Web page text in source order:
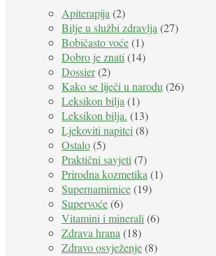
Apiterapija(2)
Bilje u službi zdravlja(27)
Bobičasto voće(1)
Dobro je znati(14)
Dossier(2)
Kako se liječi u narodu(26)
Leksikon bilja(1)
Leksikon bilja. (13)
Ljekoviti napitci(8)
Ostalo(5)
Praktični savjeti(7)
Prirodna kozmetika(1)
Supernamirnice(19)
Supervoće(6)
Vitamini i minerali(6)
Zdrava hrana(18)
Zdravo osvježenje(8)